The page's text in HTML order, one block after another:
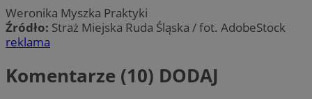
Weronika Myszka Praktyki
Źródło: Straż Miejska Ruda Śląska / fot. AdobeStock
reklama
Komentarze (10) DODAJ